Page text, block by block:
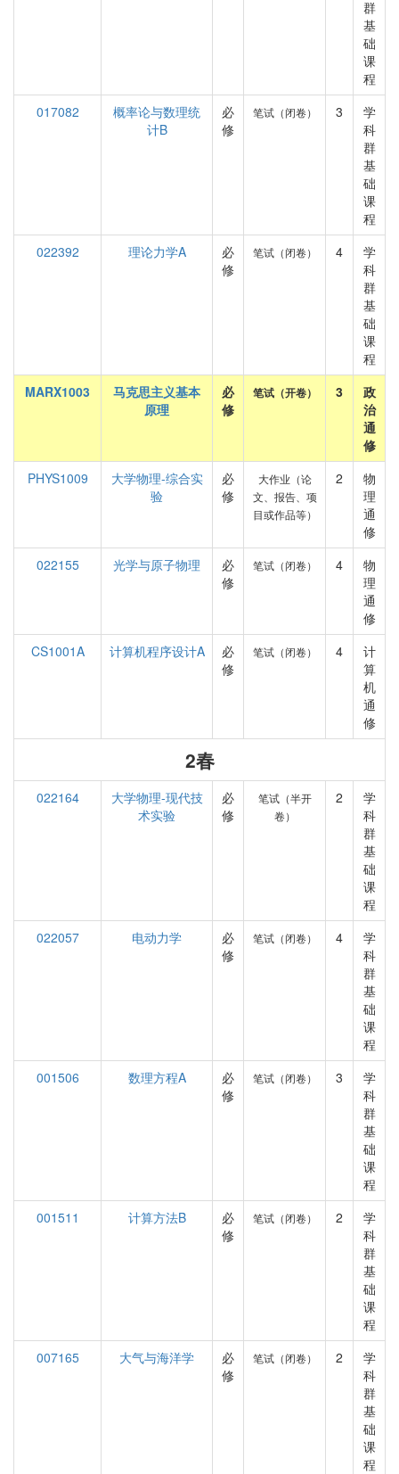
群
基
础
课
程
017082
概率论与数理统
计B
必
修
笔试（闭卷） 3
学
科
群
基
础
课
程
022392
理论力学A
必
修
笔试（闭卷） 4
学
科
群
基
础
课
程
MARX1003
马克思主义基本
原理
必
修
笔试（开卷） 3
政
治
通
修
PHYS1009
大学物理-综合实
验
必
修
大作业（论
文、报告、项
目或作品等）
2
物
理
通
修
022155
光学与原子物理
必
修
笔试（闭卷） 4
物
理
通
修
CS1001A
计算机程序设计A
必
修
笔试（闭卷） 4
计
算
机
通
修
2春
022164
大学物理-现代技
术实验
必
修
笔试（半开
卷）
2
学
科
群
基
础
课
程
022057
电动力学
必
修
笔试（闭卷） 4
学
科
群
基
础
课
程
001506
数理方程A
必
修
笔试（闭卷） 3
学
科
群
基
础
课
程
001511
计算方法B
必
修
笔试（闭卷） 2
学
科
群
基
础
课
程
007165
大气与海洋学
必
修
笔试（闭卷） 2
学
科
群
基
础
课
程